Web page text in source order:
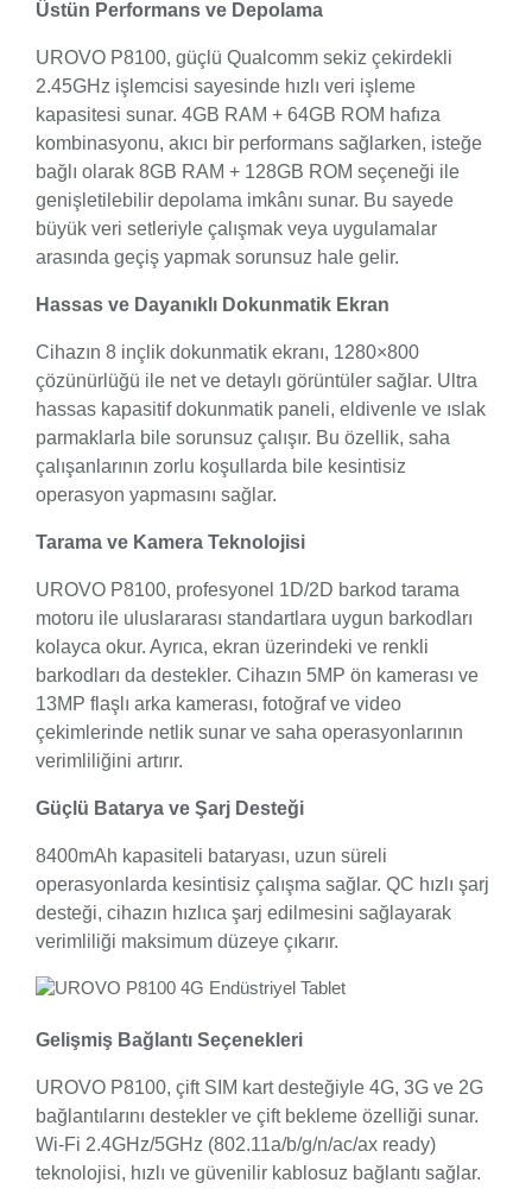
Üstün Performans ve Depolama
UROVO P8100, güçlü Qualcomm sekiz çekirdekli
2.45GHz işlemcisi sayesinde hızlı veri işleme
kapasitesi sunar. 4GB RAM + 64GB ROM hafıza
kombinasyonu, akıcı bir performans sağlarken, isteğe
bağlı olarak 8GB RAM + 128GB ROM seçeneği ile
genişletilebilir depolama imkânı sunar. Bu sayede
büyük veri setleriyle çalışmak veya uygulamalar
arasında geçiş yapmak sorunsuz hale gelir.
Hassas ve Dayanıklı Dokunmatik Ekran
Cihazın 8 inçlik dokunmatik ekranı, 1280×800
çözünürlüğü ile net ve detaylı görüntüler sağlar. Ultra
hassas kapasitif dokunmatik paneli, eldivenle ve ıslak
parmaklarla bile sorunsuz çalışır. Bu özellik, saha
çalışanlarının zorlu koşullarda bile kesintisiz
operasyon yapmasını sağlar.
Tarama ve Kamera Teknolojisi
UROVO P8100, profesyonel 1D/2D barkod tarama
motoru ile uluslararası standartlara uygun barkodları
kolayca okur. Ayrıca, ekran üzerindeki ve renkli
barkodları da destekler. Cihazın 5MP ön kamerası ve
13MP flaşlı arka kamerası, fotoğraf ve video
çekimlerinde netlik sunar ve saha operasyonlarının
verimliliğini artırır.
Güçlü Batarya ve Şarj Desteği
8400mAh kapasiteli bataryası, uzun süreli
operasyonlarda kesintisiz çalışma sağlar. QC hızlı şarj
desteği, cihazın hızlıca şarj edilmesini sağlayarak
verimliliği maksimum düzeye çıkarır.
Gelişmiş Bağlantı Seçenekleri
UROVO P8100, çift SIM kart desteğiyle 4G, 3G ve 2G
bağlantılarını destekler ve çift bekleme özelliği sunar.
Wi-Fi 2.4GHz/5GHz (802.11a/b/g/n/ac/ax ready)
teknolojisi, hızlı ve güvenilir kablosuz bağlantı sağlar.